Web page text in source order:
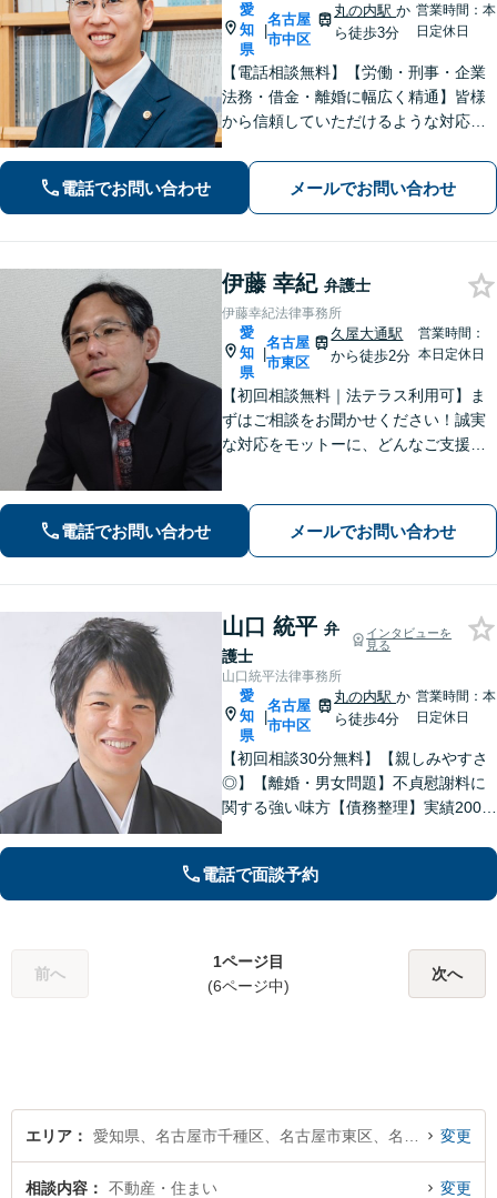
愛
知
県
|
名古屋
市中区
丸の内駅か
ら徒歩3分
営業時間：本
日定休日
【電話相談無料】【労働・刑事・企業
法務・借金・離婚に幅広く精通】皆様
から信頼していただけるような対応で
とお感じの方もお気軽にご相談くださ
い！【WEB面談可】【丸の内駅3分】
電話でお問い合わせ メールでお問い合わせ
伊藤 幸紀 弁護士
伊藤幸紀法律事務所
愛
知
県
|
名古屋
市東区
久屋大通駅
から徒歩2分
営業時間：
本日定休日
【初回相談無料｜法テラス利用可】ま
ずはご相談をお聞かせください！誠実
な対応をモットーに、どんなご支援が
で電話相談も対応いたしますので、お
気軽にお問合せください【久屋大通駅2
電話でお問い合わせ メールでお問い合わせ
山口 統平 弁
護士
インタビューを
見る
山口統平法律事務所
愛
知
県
|
名古屋
市中区
丸の内駅か
ら徒歩4分
営業時間：本
日定休日
【初回相談30分無料】【親しみやすさ
◎】【離婚・男女問題】不貞慰謝料に
関する強い味方【債務整理】実績2000
に対応。調停もお任せください【丸の
内駅4分】
電話で面談予約
前へ
1ページ目
(6ページ中)
次へ
エリア 変更
相談内容 不動産・住まい 変更